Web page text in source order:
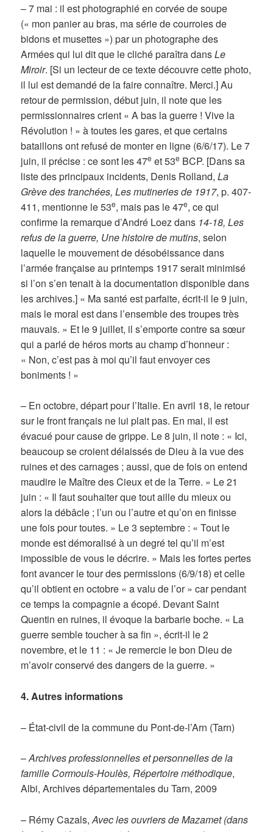
– 7 mai : il est photographié en corvée de soupe
(« mon panier au bras, ma série de courroies de
bidons et musettes ») par un photographe des
Armées qui lui dit que le cliché paraîtra dansLe
Miroir. [Si un lecteur de ce texte découvre cette photo,
il lui est demandé de la faire connaître. Merci.] Au
retour de permission, début juin, il note que les
permissionnaires crient « A bas la guerre ! Vive la
Révolution ! » à toutes les gares, et que certains
bataillons ont refusé de monter en ligne (6/6/17). Le 7
juin, il précise : ce sont les 47e et 53e BCP. [Dans sa
liste des principaux incidents, Denis Rolland,La
Grève des tranchées, Les mutineries de 1917, p. 407-
411, mentionne le 53e, mais pas le 47e, ce qui
confirme la remarque d’André Loez dans 14-18, Les
refus de la guerre, Une histoire de mutins, selon
laquelle le mouvement de désobéissance dans
l’armée française au printemps 1917 serait minimisé
si l’on s’en tenait à la documentation disponible dans
les archives.] « Ma santé est parfaite, écrit-il le 9 juin,
mais le moral est dans l’ensemble des troupes très
mauvais. » Et le 9 juillet, il s’emporte contre sa sœur
qui a parlé de héros morts au champ d’honneur :
« Non, c’est pas à moi qu’il faut envoyer ces
boniments ! »
– En octobre, départ pour l’Italie. En avril 18, le retour
sur le front français ne lui plait pas. En mai, il est
évacué pour cause de grippe. Le 8 juin, il note : « Ici,
beaucoup se croient délaissés de Dieu à la vue des
ruines et des carnages ; aussi, que de fois on entend
maudire le Maître des Cieux et de la Terre. » Le 21
juin : « Il faut souhaiter que tout aille du mieux ou
alors la débâcle ; l’un ou l’autre et qu’on en finisse
une fois pour toutes. » Le 3 septembre : « Tout le
monde est démoralisé à un degré tel qu’il m’est
impossible de vous le décrire. » Mais les fortes pertes
font avancer le tour des permissions (6/9/18) et celle
qu’il obtient en octobre « a valu de l’or » car pendant
ce temps la compagnie a écopé. Devant Saint
Quentin en ruines, il évoque la barbarie boche. « La
guerre semble toucher à sa fin », écrit-il le 2
novembre, et le 11 : « Je remercie le bon Dieu de
m’avoir conservé des dangers de la guerre. »
4. Autres informations
– État-civil de la commune du Pont-de-l’Arn (Tarn)
–Archives professionnelles et personnelles de la
famille Cormouls-Houlès, Répertoire méthodique,
Albi, Archives départementales du Tarn, 2009
– Rémy Cazals,Avec les ouvriers de Mazamet (dans